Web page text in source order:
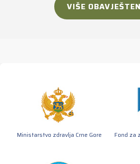
VIŠE
Ministarstvo zdravlja Crne Gore
Fond za